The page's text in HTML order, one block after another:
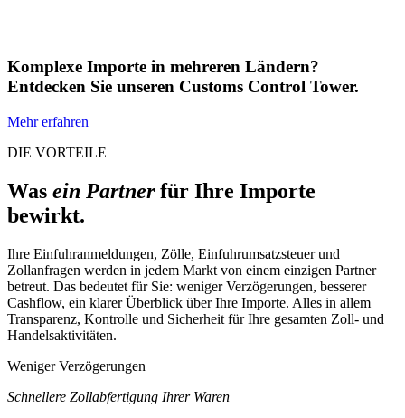
Komplexe Importe in mehreren Ländern?
Entdecken Sie unseren Customs Control Tower.
Mehr erfahren
DIE VORTEILE
Was ein Partnerfür Ihre Importe
bewirkt.
Ihre Einfuhranmeldungen, Zölle, Einfuhrumsatzsteuer und
Zollanfragen werden in jedem Markt von einem einzigen Partner
betreut. Das bedeutet für Sie: weniger Verzögerungen, besserer
Cashflow, ein klarer Überblick über Ihre Importe. Alles in allem
Transparenz, Kontrolle und Sicherheit für Ihre gesamten Zoll- und
Handelsaktivitäten.
Weniger Verzögerungen
Schnellere Zollabfertigung Ihrer Waren